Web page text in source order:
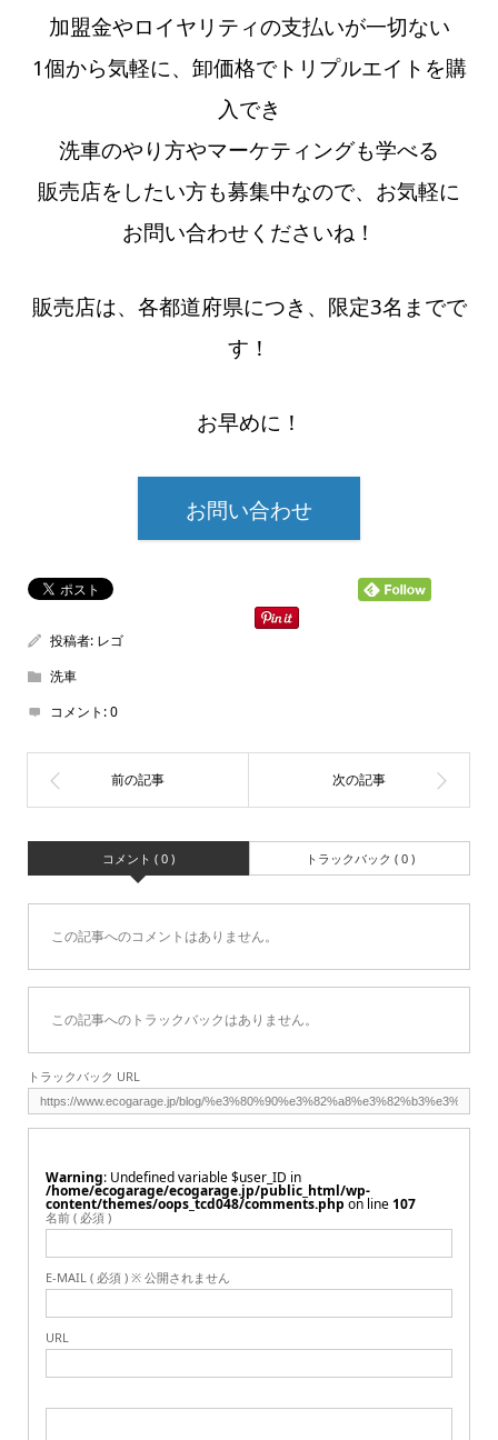
加盟金やロイヤリティの支払いが一切ない
1個から気軽に、卸価格でトリプルエイトを購
入でき
洗車のやり方やマーケティングも学べる
販売店をしたい方も募集中なので、お気軽に
お問い合わせくださいね！
販売店は、各都道府県につき、限定3名までで
す！
お早めに！
お問い合わせ
投稿者: レゴ
洗車
コメント:0
コメント ( 0 ) トラックバック ( 0 )
この記事へのコメントはありません。
この記事へのトラックバックはありません。
トラックバック URL
Warning : Undefined variable $user_ID in
/home/ecogarage/ecogarage.jp/public_html/wp-
content/themes/oops_tcd048/comments.php on line107
名前 ( 必須 )
E-MAIL ( 必須 ) ※ 公開されません
URL